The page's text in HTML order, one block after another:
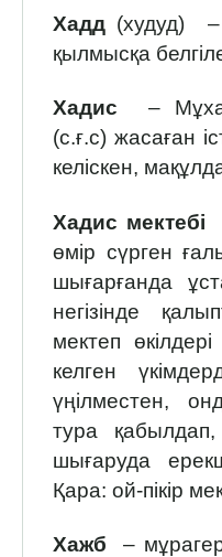
Хадд (худуд) –
қылмысқа
Хадис –
(с.ғ.с) жасаған
келіскен,
Хадис мектебі
өмір сүрген
шығарғанда
негізінде
мектеп
келген
үңілместен,
тура
шығаруда
Қара: ой-пікір
Хажб –